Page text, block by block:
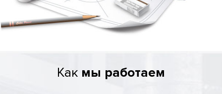
Как мы работаем